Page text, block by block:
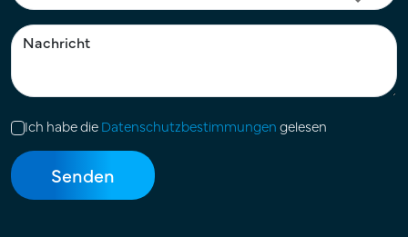
Ich habe dieDatenschutzbestimmungengelesen